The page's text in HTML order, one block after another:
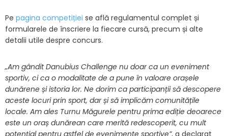
Pe pagina competiției se află regulamentul complet și
formularele de înscriere la fiecare cursă, precum și alte
detalii utile despre concurs.
„Am gândit Danubius Challenge nu doar ca un eveniment
sportiv, ci ca o modalitate de a pune în valoare orașele
dunărene și istoria lor. Ne dorim ca participanții să descopere
aceste locuri prin sport, dar și să implicăm comunitățile
locale. Am ales Turnu Măgurele pentru prima ediție deoarece
este un oraș dunărean care merită redescoperit, cu mult